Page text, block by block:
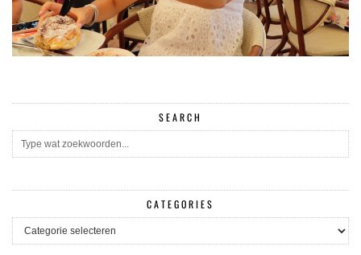
SEARCH
CATEGORIES
CATEGORIES